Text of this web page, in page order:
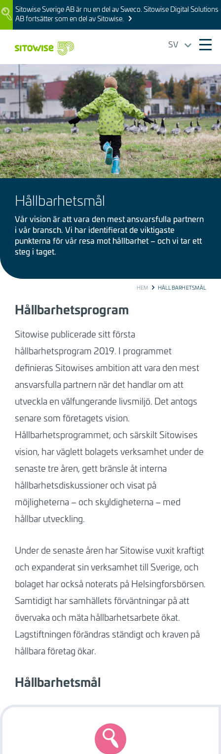
Skip
to
main
ImageSitowise Sverige AB är nu en del av Sweco. Sitowise Digital Solutions
AB fortsätter som en del av Sitowise.
SV
Bild
Hållbarhetsmål
Vår vision är att vara den mest ansvarsfulla partnern
i vår bransch. Vi har identifierat de viktigaste
punkterna för vår resa mot hållbarhet – och vi tar ett
steg i taget.
HEM HÅLLBARHETSMÅL
Hållbarhetsprogram
Sitowise publicerade sitt första
hållbarhetsprogram 2019. I programmet
definieras Sitowises ambition att vara den mest
ansvarsfulla partnern när det handlar om att
utveckla en välfungerande livsmiljö. Det antogs
senare som företagets vision.
Hållbarhetsprogrammet, och särskilt Sitowises
vision, har väglett bolagets verksamhet under de
senaste tre åren, gett bränsle åt interna
hållbarhetsdiskussioner och visat på
möjligheterna – och skyldigheterna – med
hållbar utveckling.
Under de senaste åren har Sitowise vuxit kraftigt
och expanderat sin verksamhet till Sverige, och
bolaget har också noterats på Helsingforsbörsen.
Samtidigt har samhällets förväntningar på att
övervaka och mäta hållbarhetsarbete ökat.
Lagstiftningen förändras ständigt och kraven på
hållbara företag ökar.
Hållbarhetsmål
Image